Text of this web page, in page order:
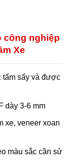
công nghiệp
Xe
tẩm sấy và được
dày 3-6 mm
xe, veneer xoan
màu sắc cần sử